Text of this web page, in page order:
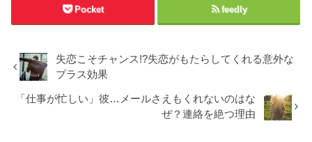
Pocket feedly
失恋こそチャンス!?失恋がもたらしてくれる意外な
プラス効果
「仕事が忙しい」彼…メールさえもくれないのはな
ぜ？連絡を絶つ理由